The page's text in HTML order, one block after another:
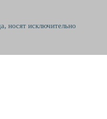
носят исключительно